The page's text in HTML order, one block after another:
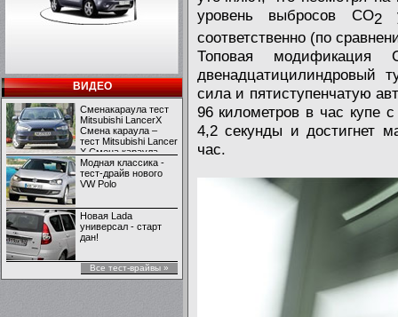
ВИДЕО
Сменакараула тест
Mitsubishi LancerX
Смена караула –
тест Mitsubishi Lancer
X Смена караула –
тест Mitsubishi Lancer
X
Модная классика -
тест-драйв нового
VW Polo
Новая Lada
универсал - старт
дан!
Все тест-врайвы »
уровень выбросов CO2
соответственно (по
Топовая модификация
двенадцатицилиндровый
сила и пятиступенчатую
96 километров в час купе
4,2 секунды и достигнет
час.